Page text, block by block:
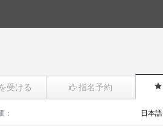
(526)
受ける 指名予約
： 日本語